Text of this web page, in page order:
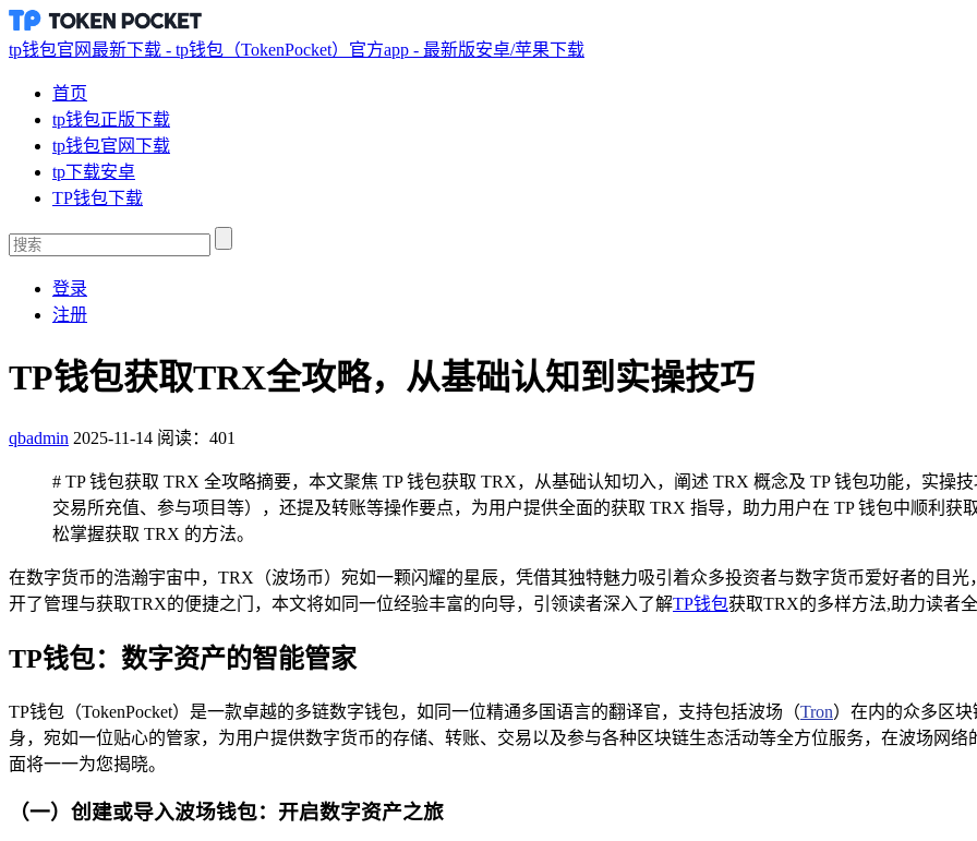
tp钱包官网最新下载 - tp钱包（TokenPocket）官方app - 最新版安卓/苹果下载
首页
tp钱包正版下载
tp钱包官网下载
tp下载安卓
TP钱包下载
登录
注册
TP钱包获取TRX全攻略，从基础认知到实操技巧
qbadmin 2025-11-14 阅读：401
# TP 钱包获取 TRX 全攻略摘要，本文聚焦 TP 钱包获取 TRX，从基础认知切入，阐述 TRX 概念及 TP 钱包功能，实操
交易所充值、参与项目等），还提及转账等操作要点，为用户提供全面的获取 TRX 指导，助力用户在 TP 钱包中顺利
松掌握获取 TRX 的方法。
在数字货币的浩瀚宇宙中，TRX（波场币）宛如一颗闪耀的星辰，凭借其独特魅力吸引着众多投资者与数字货币爱好者的目光
开了管理与获取TRX的便捷之门，本文将如同一位经验丰富的向导，引领读者深入了解TP钱包获取TRX的多样方法,助力读者
TP钱包：数字资产的智能管家
TP钱包（TokenPocket）是一款卓越的多链数字钱包，如同一位精通多国语言的翻译官，支持包括波场（Tron）在内的众多区块
身，宛如一位贴心的管家，为用户提供数字货币的存储、转账、交易以及参与各种区块链生态活动等全方位服务，在波场网
面将一一为您揭晓。
（一）创建或导入波场钱包：开启数字资产之旅